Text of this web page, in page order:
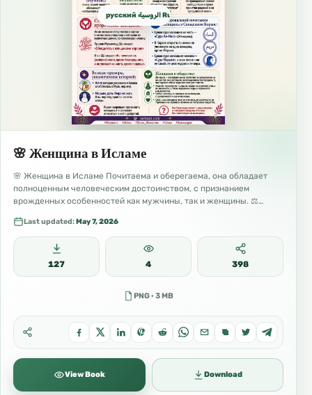
русский الروسية Russian
🌸 Женщина в Исламе
🌸 Женщина в Исламе Почитаема и оберегаема, она обладает
полноценным человеческим достоинством, с признанием
врожденных особенностей как мужчины, так и женщины. ⚖️…
Last updated:May 7, 2026
127 4 398
PNG · 3 MB
View Book Download